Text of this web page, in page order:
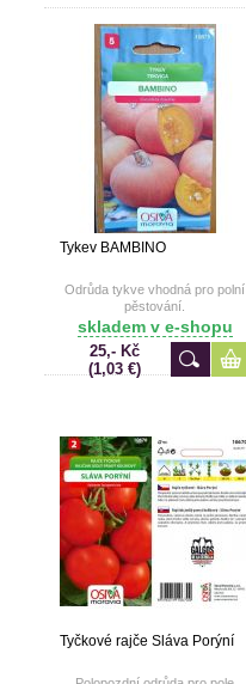
Tykev BAMBINO
Odrůda tykve vhodná pro polní
pěstování.
skladem v e-shopu
25,- Kč
(1,03 €)
Tyčkové rajče Sláva Porýní